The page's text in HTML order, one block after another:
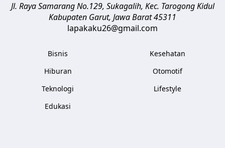
Jl. Raya Samarang No.129, Sukagalih, Kec. Tarogong Kidul
Kabupaten Garut, Jawa Barat45311
lapakaku26@gmail.com
Bisnis
Hiburan
Teknologi
Edukasi
Kesehatan
Otomotif
Lifestyle